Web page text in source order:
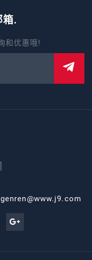
箱.
和优惠哦!